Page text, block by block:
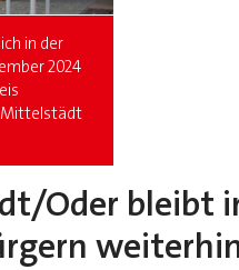
in der
2024
Mittelstädt
Oder bleibt